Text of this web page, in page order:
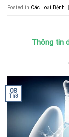
Posted in Các Loại Bệnh |
Thông tin
08
Th3